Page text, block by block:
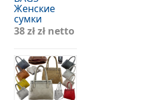
Женские
сумки
38 złzł netto